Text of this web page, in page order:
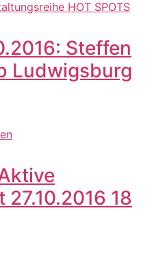
Steffen
Ludwigsburg
18